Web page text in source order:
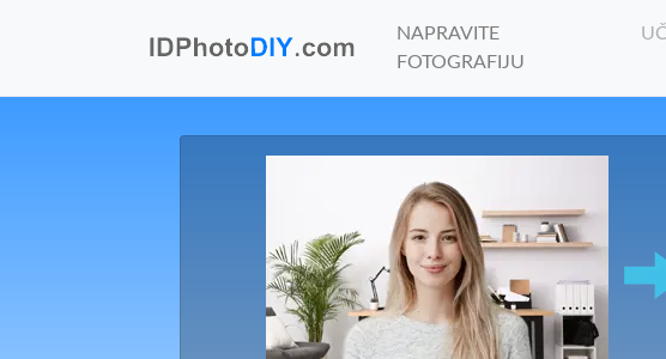
NAPRAVITE
FOTOGRAFIJU